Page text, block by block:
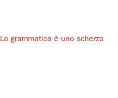
La grammatica è uno scherzo